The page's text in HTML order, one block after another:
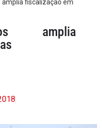
amplia fiscalização em
amplia